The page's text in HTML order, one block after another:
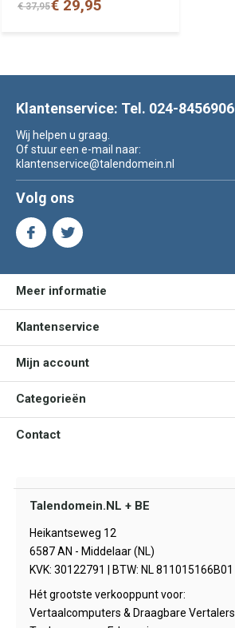
€ 37,95€ 29,95
Klantenservice: Tel. 024-8456906
Wij helpen u graag.
Of stuur een e-mail naar:
klantenservice@talendomein.nl
Volg ons
Meer informatie
Klantenservice
Mijn account
Categorieën
Contact
Talendomein.NL + BE
Heikantseweg 12
6587 AN - Middelaar (NL)
KVK: 30122791 | BTW: NL 811015166B01
Hét grootste verkooppunt voor:
Vertaalcomputers & Draagbare Vertalers